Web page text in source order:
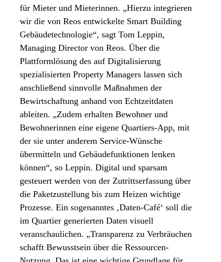
für Mieter und Mieterinnen. „Hierzu integrieren
wir die von Reos entwickelte Smart Building
Gebäudetechnologie“, sagt Tom Leppin,
Managing Director von Reos. Über die
Plattformlösung des auf Digitalisierung
spezialisierten Property Managers lassen sich
anschließend sinnvolle Maßnahmen der
Bewirtschaftung anhand von Echtzeitdaten
ableiten. „Zudem erhalten Bewohner und
Bewohnerinnen eine eigene Quartiers-App, mit
der sie unter anderem Service-Wünsche
übermitteln und Gebäudefunktionen lenken
können“, so Leppin. Digital und sparsam
gesteuert werden von der Zutrittserfassung über
die Paketzustellung bis zum Heizen wichtige
Prozesse. Ein sogenanntes ‚Daten-Café‘ soll die
im Quartier generierten Daten visuell
veranschaulichen. „Transparenz zu Verbräuchen
schafft Bewusstsein über die Ressourcen-